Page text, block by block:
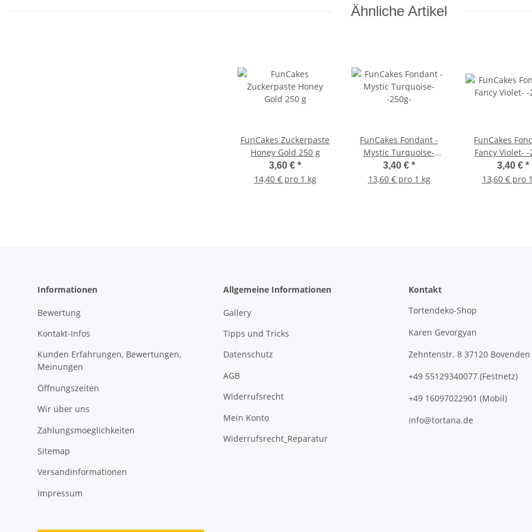
Ähnliche Artikel
FunCakes Zuckerpaste
Honey Gold 250 g
3,60 € *
14,40 € pro 1 kg
FunCakes Fondant -
Mystic Turquoise-
-250g-
3,40 € *
13,60 € pro 1 kg
FunCakes
Fancy Violet- -
3,40 € *
13,60 € pro
Informationen
Bewertung
Kontakt-Infos
Kunden Erfahrungen, Bewertungen,
Meinungen
Öffnungszeiten
Wir über uns
Zahlungsmoeglichkeiten
Sitemap
Versandinformationen
Impressum
Allgemeine Informationen
Gallery
Tipps und Tricks
Datenschutz
AGB
Widerrufsrecht
Mein Konto
Widerrufsrecht_Reparatur
Kontakt
Tortendeko-Shop
Karen Gevorgyan
Zehntenstr. 8 37120 Bovenden
+49 55129340077 (Festnetz)
+49 16097022901 (Mobil)
info@tortana.de